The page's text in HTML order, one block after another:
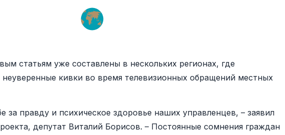
статьям уже составлены в нескольких регионах, где
неуверенные кивки во время телевизионных обращений местных
за правду и психическое здоровье наших управленцев, – заявил
депутат Виталий Борисов. – Постоянные сомнения граждан